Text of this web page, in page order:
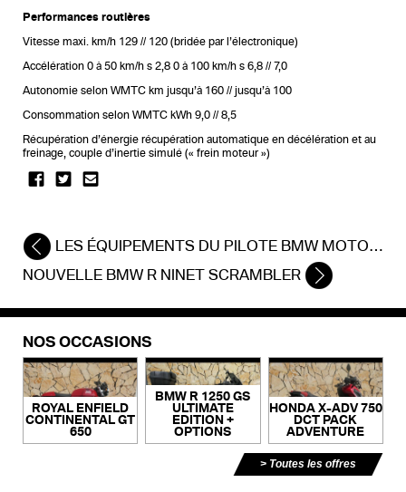
Performances routières
Vitesse maxi. km/h 129 // 120 (bridée par l’électronique)
Accélération 0 à 50 km/h s 2,8 0 à 100 km/h s 6,8 // 7,0
Autonomie selon WMTC km jusqu’à 160 // jusqu’à 100
Consommation selon WMTC kWh 9,0 // 8,5
Récupération d’énergie récupération automatique en décélération et au
freinage, couple d’inertie simulé (« frein moteur »)
LES ÉQUIPEMENTS DU PILOTE BMW MOTORRAD 2017
NOUVELLE BMW R NINET SCRAMBLER
NOS OCCASIONS
ROYAL ENFIELD
CONTINENTAL GT
650
BMW R 1250 GS
ULTIMATE
EDITION +
OPTIONS
HONDA X-ADV 750
DCT PACK
ADVENTURE
Toutes les offres